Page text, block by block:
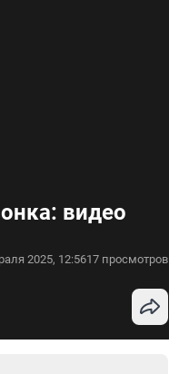
видео
2025, 12:5617 просмотров